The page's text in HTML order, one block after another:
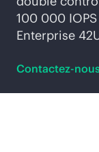
100 000
Enterprise
Contactez-